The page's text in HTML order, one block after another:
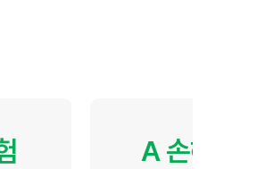
A 손해보험